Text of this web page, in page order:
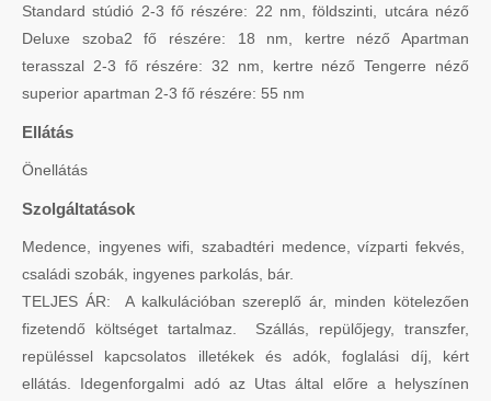
Standard stúdió 2-3 fő részére: 22 nm, földszinti, utcára néző
Deluxe szoba2 fő részére: 18 nm, kertre néző Apartman
terasszal 2-3 fő részére: 32 nm, kertre néző Tengerre néző
superior apartman 2-3 fő részére: 55 nm
Ellátás
Önellátás
Szolgáltatások
Medence, ingyenes wifi, szabadtéri medence, vízparti fekvés,
családi szobák, ingyenes parkolás, bár.
TELJES ÁR: A kalkulációban szereplő ár, minden kötelezően
fizetendő költséget tartalmaz. Szállás, repülőjegy, transzfer,
repüléssel kapcsolatos illetékek és adók, foglalási díj, kért
ellátás. Idegenforgalmi adó az Utas által előre a helyszínen